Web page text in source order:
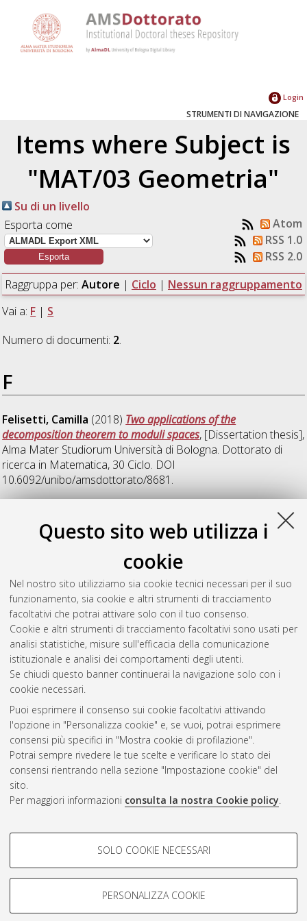
Questo sito web utilizza i
cookie
Nel nostro sito utilizziamo sia cookie tecnici necessari per il suo
funzionamento, sia cookie e altri strumenti di tracciamento
facoltativi che potrai attivare solo con il tuo consenso.
Cookie e altri strumenti di tracciamento facoltativi sono usati per
analisi statistiche, misure sull'efficacia della comunicazione
istituzionale e analisi dei comportamenti degli utenti.
Se chiudi questo banner continuerai la navigazione solo con i
cookie necessari.
Puoi esprimere il consenso sui cookie facoltativi attivando
l'opzione in "Personalizza cookie" e, se vuoi, potrai esprimere
consensi più specifici in "Mostra cookie di profilazione".
Potrai sempre rivedere le tue scelte e verificare lo stato dei
consensi rientrando nella sezione "Impostazione cookie" del
sito.
Per maggiori informazioni consulta la nostra Cookie policy.
COOKIE DI PROFILAZIONE -
Si tratta di cookie utilizzati per analizzare le caratteristiche della
navigazione degli utenti, creare profili in base al loro comportamento
SOLO COOKIE NECESSARI
PERSONALIZZA COOKIE
Login
STRUMENTI DI NAVIGAZIONE
Items where Subject is
"MAT/03 Geometria"
Su di un livello
Esporta come
Atom
RSS 1.0
RSS 2.0
Raggruppa per: Autore | Ciclo | Nessun raggruppamento
Vai a: F | S
Numero di documenti: 2.
F
Felisetti, Camilla (2018) Two applications of the
decomposition theorem to moduli spaces, [Dissertation thesis],
Alma Mater Studiorum Università di Bologna. Dottorato di
ricerca in Matematica, 30 Ciclo. DOI
10.6092/unibo/amsdottorato/8681.
Numerical invariants and volume
rigidity for hyperbolic lattices, [Dissertation thesis], Alma Mater
Studiorum Università di Bologna. Dottorato di ricerca in
Matematica, 30 Ciclo. DOI 10.6092/unibo/amsdottorato/8464.
Questa lista e' stata generata il Wed Aug 5 20:35:40 2026
Atom
Rss 1.0
Rss 2.0
ISSN: 2038-7946
Impostazioni Cookie
Informativa sulla privacy
Condizioni d’uso del sito